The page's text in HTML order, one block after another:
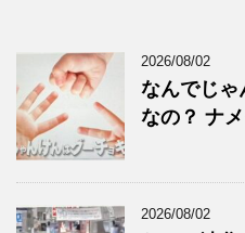
2026/08/02
なんでじゃ
なの？ ナ
2026/08/02